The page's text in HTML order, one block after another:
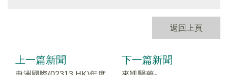
返回上頁
上一篇新聞 下一篇新聞